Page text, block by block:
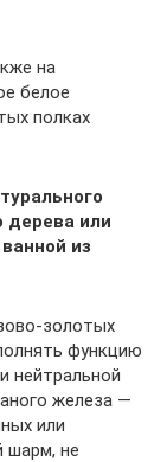
на
белое
полках
дерева или
из
золотых
функцию
нейтральной
железа —
или
шарм, не